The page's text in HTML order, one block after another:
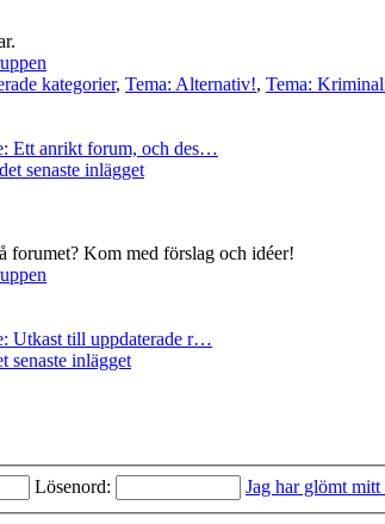
kategorier, Tema: Alternativ!, Tema:
Ett anrikt forum, och des…
senaste inlägget
forumet? Kom med förslag och idéer!
Utkast till uppdaterade r…
senaste inlägget
Lösenord: Jag har glömt mitt